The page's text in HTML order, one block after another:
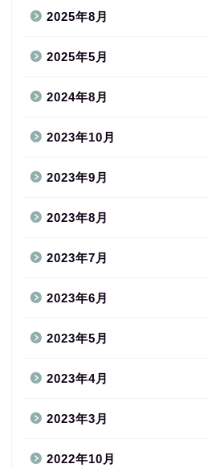
2025年8月
2025年5月
2024年8月
2023年10月
2023年9月
2023年8月
2023年7月
2023年6月
2023年5月
2023年4月
2023年3月
2022年10月